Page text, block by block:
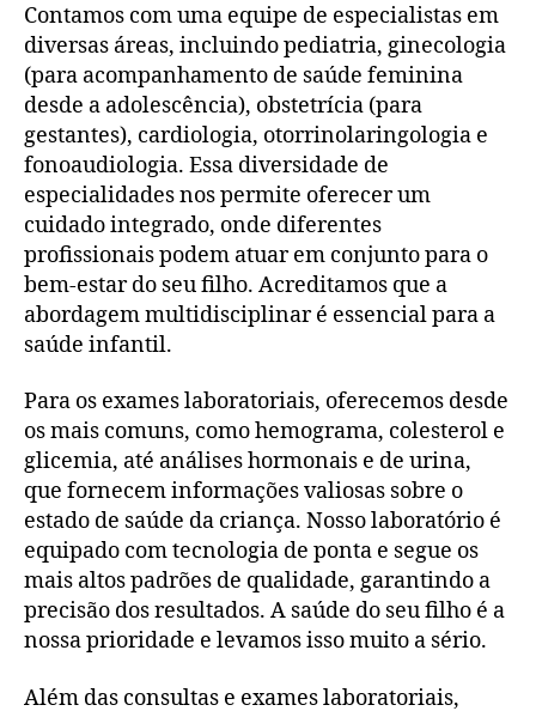
Contamos com uma equipe de especialistas em
diversas áreas, incluindo pediatria, ginecologia
(para acompanhamento de saúde feminina
desde a adolescência), obstetrícia (para
gestantes), cardiologia, otorrinolaringologia e
fonoaudiologia. Essa diversidade de
especialidades nos permite oferecer um
cuidado integrado, onde diferentes
profissionais podem atuar em conjunto para o
bem-estar do seu filho. Acreditamos que a
abordagem multidisciplinar é essencial para a
saúde infantil.
Para os exames laboratoriais, oferecemos desde
os mais comuns, como hemograma, colesterol e
glicemia, até análises hormonais e de urina,
que fornecem informações valiosas sobre o
estado de saúde da criança. Nosso laboratório é
equipado com tecnologia de ponta e segue os
mais altos padrões de qualidade, garantindo a
precisão dos resultados. A saúde do seu filho é a
nossa prioridade e levamos isso muito a sério.
Além das consultas e exames laboratoriais,